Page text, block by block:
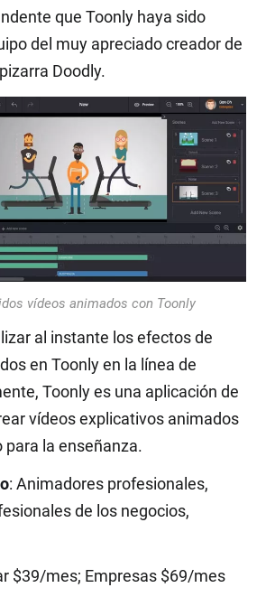
que Toonly haya sido
del muy apreciado creador de
Doodly.
vídeos animados con Toonly
al instante los efectos de
en Toonly en la línea de
Toonly es una aplicación de
vídeos explicativos animados
para la enseñanza.
: Animadores profesionales,
de los negocios,
$39/mes; Empresas $69/mes